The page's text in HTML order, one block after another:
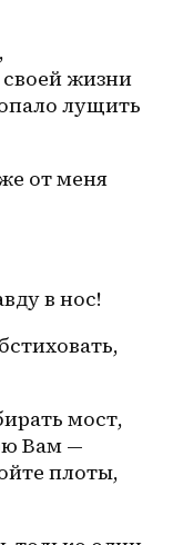
своей жизни
лущить
от меня
в нос!
мост,
Вам —
плоты,